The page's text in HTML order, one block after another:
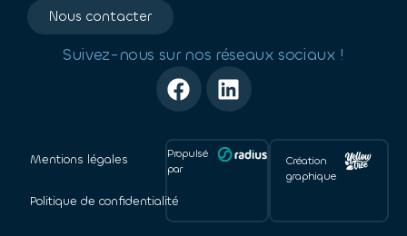
Nous contacter
Suivez-nous sur nos réseaux sociaux !
Mentions légales
Politique de confidentialité
Propulsé
par
Création
graphique